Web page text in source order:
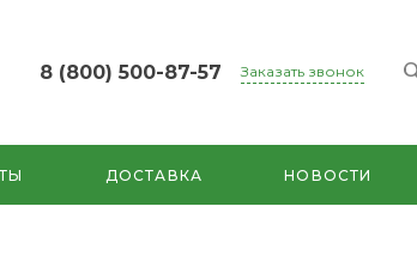
8 (800) 500-87-57
Индустриальный, ул.
Заказать звонок
ДОСТАВКА НОВОСТИ